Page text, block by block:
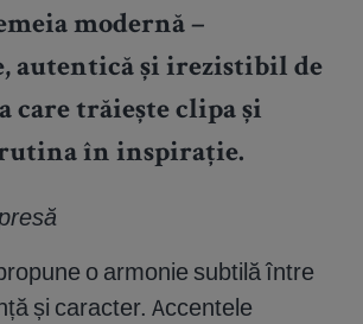
modernă –
autentică și irezistibil de
care trăiește clipa și
în inspirație.
o armonie subtilă între
și caracter. Accentele